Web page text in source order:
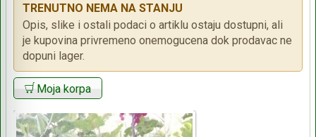
TRENUTNO NEMA NA STANJU
Opis, slike i ostali podaci o artiklu ostaju dostupni, ali
je kupovina privremeno onemogucena dok prodavac ne
dopuni lager.
Moja korpa